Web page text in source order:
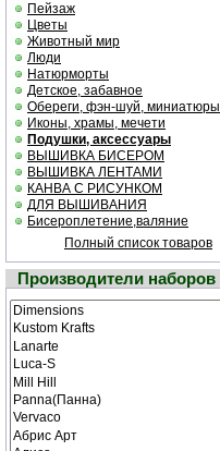
Пейзаж
Цветы
Животный мир
Люди
Натюрморты
Детское, забавное
Обереги, фэн-шуй, миниатюры
Иконы, храмы, мечети
Подушки, аксессуары
ВЫШИВКА БИСЕРОМ
ВЫШИВКА ЛЕНТАМИ
КАНВА С РИСУНКОМ
ДЛЯ ВЫШИВАНИЯ
Бисероплетение,валяние
Полный список товаров
Производители наборов